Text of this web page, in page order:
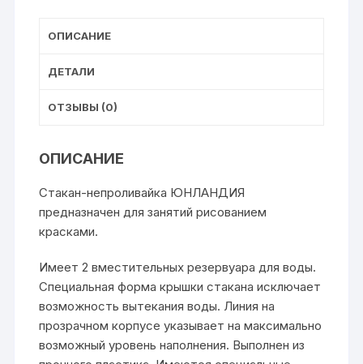
ОПИСАНИЕ
ДЕТАЛИ
ОТЗЫВЫ (0)
ОПИСАНИЕ
Стакан-непроливайка ЮНЛАНДИЯ
предназначен для занятий рисованием
красками.
Имеет 2 вместительных резервуара для воды.
Специальная форма крышки стакана исключает
возможность вытекания воды. Линия на
прозрачном корпусе указывает на максимально
возможный уровень наполнения. Выполнен из